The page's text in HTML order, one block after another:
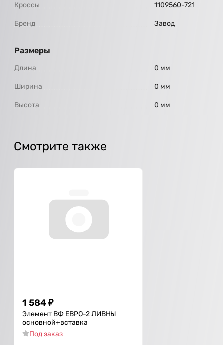
Кроссы 1109560-721
Бренд Завод
Размеры
Длина 0 мм
Ширина 0 мм
Высота 0 мм
Смотрите также
1 584₽
Элемент ВФ ЕВРО-2 ЛИВНЫ
основной+вставка
Под заказ